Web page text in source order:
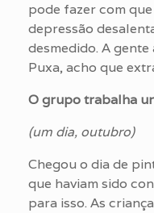
pode fazer com
depressão
desmedido. A
Puxa, acho que
O grupo trabalha
(um dia, outubro)
Chegou o dia de
que haviam sido
para isso. As